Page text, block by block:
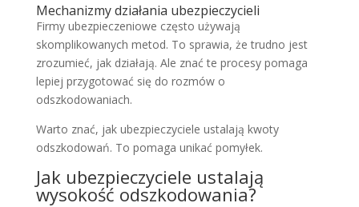
Mechanizmy działania ubezpieczycieli
Firmy ubezpieczeniowe często używają
skomplikowanych metod. To sprawia, że trudno jest
zrozumieć, jak działają. Ale znać te procesy pomaga
lepiej przygotować się do rozmów o
odszkodowaniach.
Warto znać, jak ubezpieczyciele ustalają kwoty
odszkodowań. To pomaga unikać pomyłek.
Jak ubezpieczyciele ustalają
wysokość odszkodowania?